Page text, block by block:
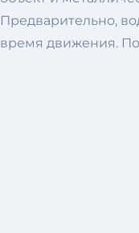
Предварительно,
время движения.